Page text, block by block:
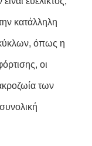
κατάλληλη
κύκλων, όπως η
οι
των